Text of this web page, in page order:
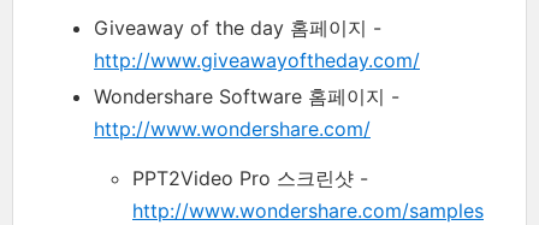
Giveaway of the day 홈페이지 -
http://www.giveawayoftheday.com/
Wondershare Software 홈페이지 -
http://www.wondershare.com/
PPT2Video Pro 스크린샷 -
http://www.wondershare.com/samples